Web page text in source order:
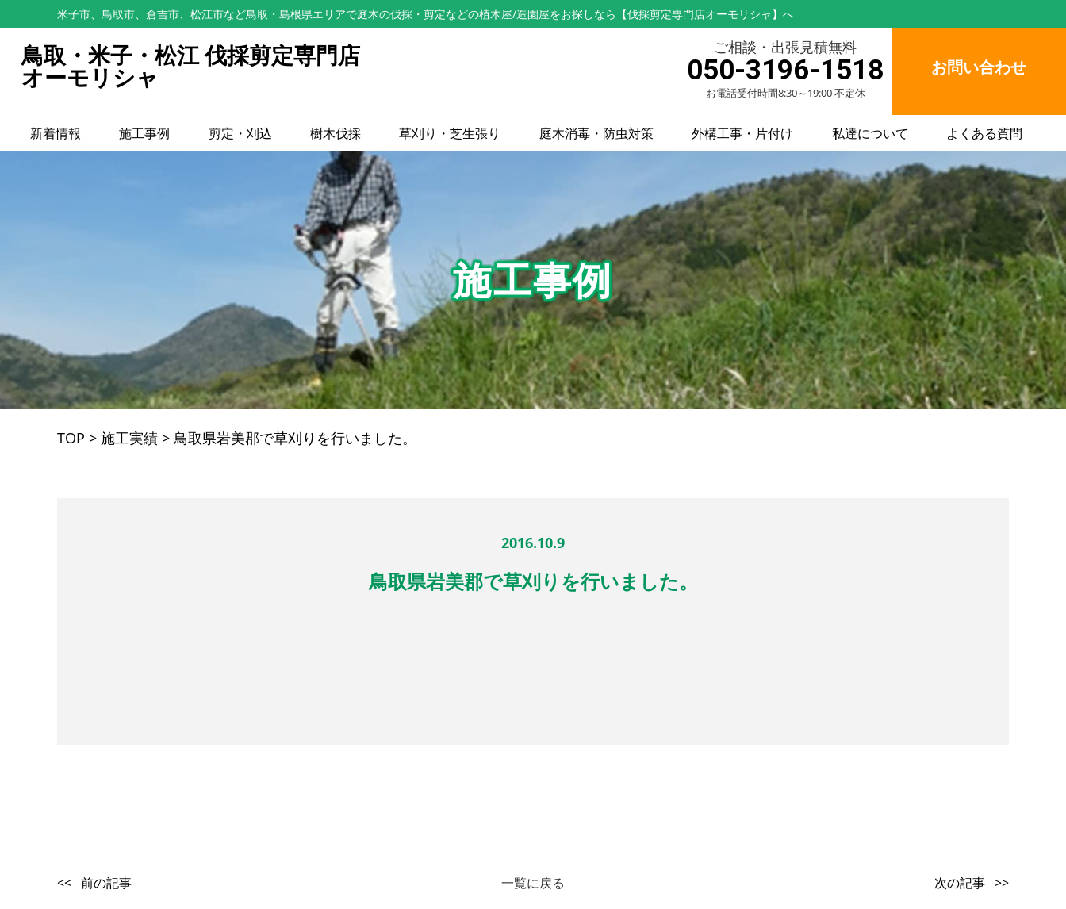
米子市、鳥取市、倉吉市、松江市など鳥取・島根県エリアで庭木の伐採・剪定などの植木屋/造園屋をお探しなら【伐採剪定専門店オーモリシャ】へ
鳥取・米子・松江 伐採剪定専門店
オーモリシャ
ご相談・出張見積無料
050-3196-1518
お電話受付時間8:30～19:00 不定休
お問い合わせ
新着情報 施工事例 剪定・刈込 樹木伐採 草刈り・芝生張り 庭木消毒・防虫対策 外構工事・片付け 私達について よくある質問
施工事例
TOP > 施工実績 > 鳥取県岩美郡で草刈りを行いました。
2016.10.9
鳥取県岩美郡で草刈りを行いました。
<< 前の記事 一覧に戻る 次の記事 >>